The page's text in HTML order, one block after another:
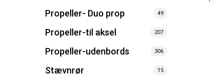
Propeller- Duo prop 49
Propeller-til aksel 207
Propeller-udenbords 306
Stævnrør 15